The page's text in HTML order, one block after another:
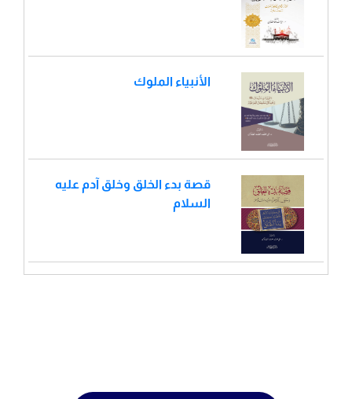
الأنبياء الملوك
قصة بدء الخلق وخلق آدم عليه
السلام